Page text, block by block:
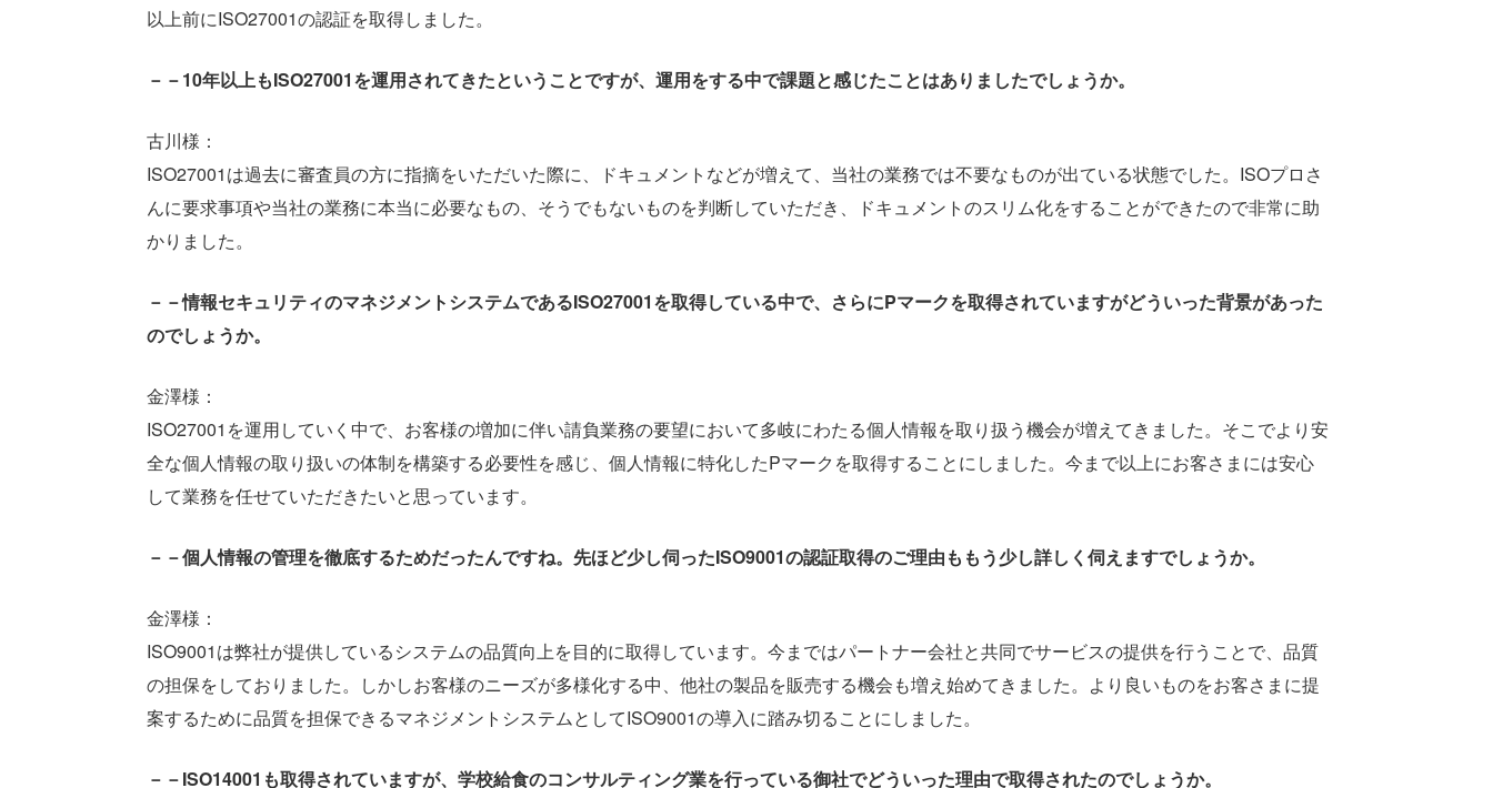
以上前にISO27001の認証を取得しました。
－－10年以上もISO27001を運用されてきたということですが、運用をする中で課題と感じたことはありましたでしょうか。
古川様：
ISO27001は過去に審査員の方に指摘をいただいた際に、ドキュメントなどが増えて、当社の業務では不要なものが出ている状態でした。ISOプロさ
んに要求事項や当社の業務に本当に必要なもの、そうでもないものを判断していただき、ドキュメントのスリム化をすることができたので非常に助
かりました。
－－情報セキュリティのマネジメントシステムであるISO27001を取得している中で、さらにPマークを取得されていますがどういった背景があった
のでしょうか。
金澤様：
ISO27001を運用していく中で、お客様の増加に伴い請負業務の要望において多岐にわたる個人情報を取り扱う機会が増えてきました。そこでより安
全な個人情報の取り扱いの体制を構築する必要性を感じ、個人情報に特化したPマークを取得することにしました。今まで以上にお客さまには安心
して業務を任せていただきたいと思っています。
－－個人情報の管理を徹底するためだったんですね。先ほど少し伺ったISO9001の認証取得のご理由ももう少し詳しく伺えますでしょうか。
金澤様：
ISO9001は弊社が提供しているシステムの品質向上を目的に取得しています。今まではパートナー会社と共同でサービスの提供を行うことで、品質
の担保をしておりました。しかしお客様のニーズが多様化する中、他社の製品を販売する機会も増え始めてきました。より良いものをお客さまに提
案するために品質を担保できるマネジメントシステムとしてISO9001の導入に踏み切ることにしました。
－－ISO14001も取得されていますが、学校給食のコンサルティング業を行っている御社でどういった理由で取得されたのでしょうか。